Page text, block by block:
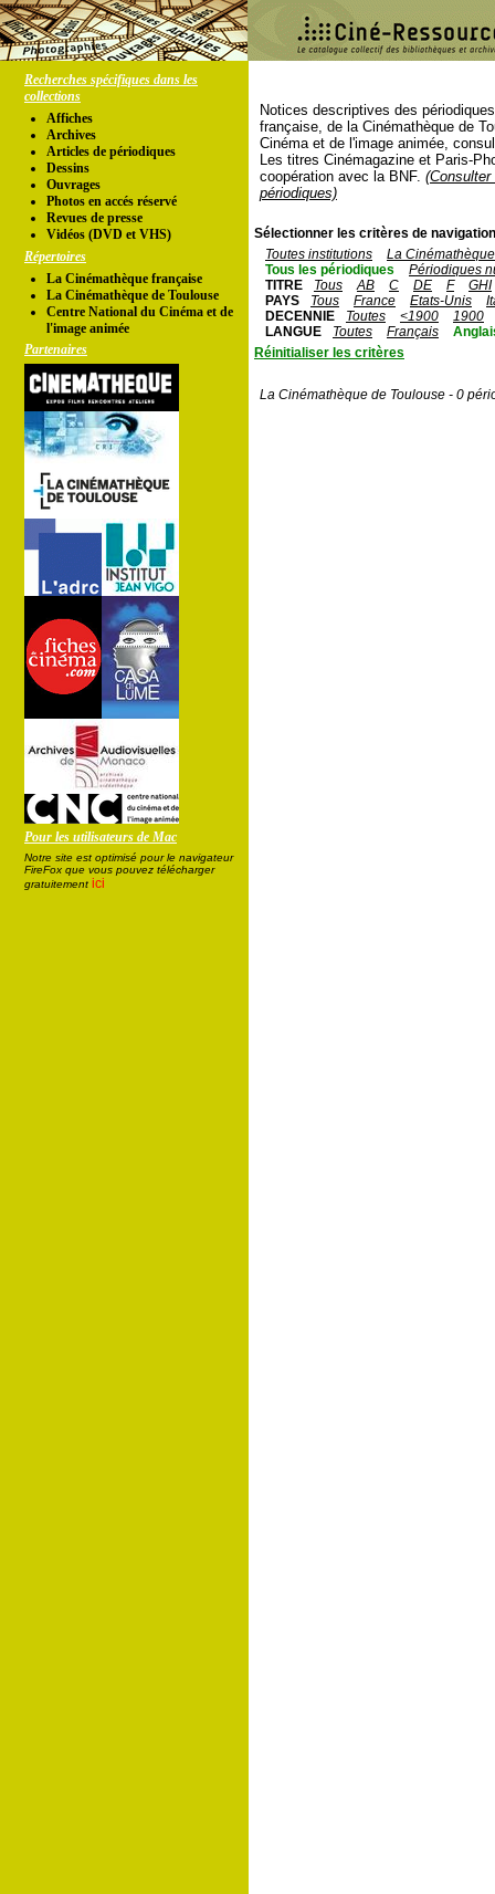
Recherches spécifiques dans les
collections
Affiches
Archives
Articles de périodiques
Dessins
Ouvrages
Photos en accés réservé
Revues de presse
Vidéos (DVD et VHS)
Répertoires
La Cinémathèque française
La Cinémathèque de Toulouse
Centre National du Cinéma et de
l'image animée
Partenaires
Pour les utilisateurs de Mac
Notre site est optimisé pour le navigateur
FireFox que vous pouvez télécharger
gratuitement ici
Notices descriptives des
française, de la Cinémathèque de
Cinéma et de l'image animée,
Les titres Cinémagazine et Paris-
coopération avec la BNF.
périodiques)
Sélectionner les critères de
Toutes institutions
La
Tous les périodiques
Périodiques
TITRE
Tous AB C DE F
GHI
PAYS
Tous France Etats-Unis
DECENNIE
Toutes <1900
1900
LANGUE
Toutes Français
Réinitialiser les critères
La Cinémathèque de Toulouse - 0